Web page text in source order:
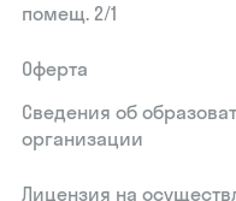
помещ. 2/1
Оферта
Сведения об
организации
Лицензия на